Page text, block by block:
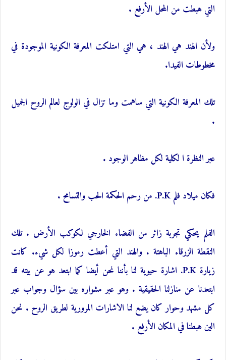
التي هبطت من المحل الأرفع .
ولأن الهند هي الهند ، هي التي امتلكت المعرفة الكونية الموجودة في
مخطوطات الفيدا.
تلك المعرفة الكونية التي ساهمت وما تزال في الولوج لعالم الروح الجميل
.
عبر النظرة ا لكلية لكل مظاهر الوجود .
فكان ميلاد فلم P.K. من رحم الحكمة الحب والتسامح .
الفلم يحكي تجربة زائر من الفضاء الخارجي لكوكب الأرض . تلك
النقطة الزرقاء الباهتة . والهند التي أعطت رموزا لكل شيء. كانت
زيارة P.K. اشارة حيوية لنا بأننا نحن أيضا كما ابتعد هو عن بيته قد
ابتعدنا عن منازلنا الحقيقية . وهو عبر مشواره بين سؤال وجواب عبر
كل مشهد وحوار كان يضع لنا الاشارات المرورية لطريق الروح . نحن
الين هبطنا في المكان الأرفع .